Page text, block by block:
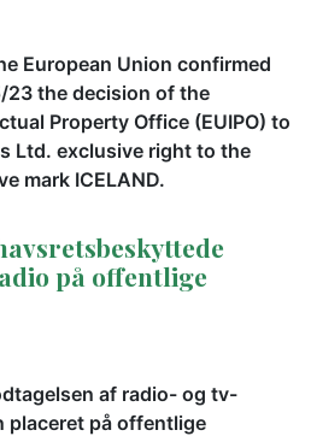
European Union confirmed
23 the decision of the
Property Office (EUIPO) to
Ltd. exclusive right to the
mark ICELAND.
på offentlige
af radio- og tv-
placeret på offentlige